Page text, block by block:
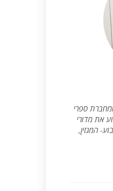
ספרי
את מדורי
המגזין,